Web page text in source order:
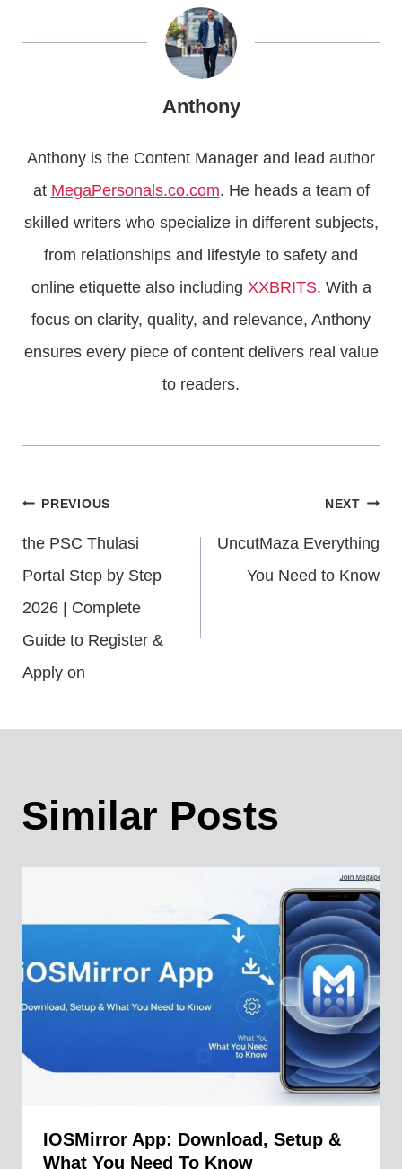
Anthony
Anthony is the Content Manager and lead author
at MegaPersonals.co.com. He heads a team of
skilled writers who specialize in different subjects,
from relationships and lifestyle to safety and
online etiquette also including XXBRITS. With a
focus on clarity, quality, and relevance, Anthony
ensures every piece of content delivers real value
to readers.
Post
Navigation
PREVIOUS
the PSC Thulasi
Portal Step by Step
2026 | Complete
Guide to Register &
Apply on
NEXT
UncutMaza Everything
You Need to Know
Similar Posts
IOSMirror App: Download, Setup &
What You Need To Know